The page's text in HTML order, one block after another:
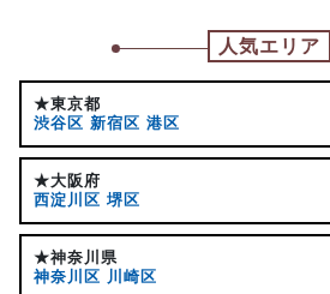
人気エリア
★東京都
渋谷区 新宿区 港区
★大阪府
西淀川区 堺区
★神奈川県
神奈川区 川崎区